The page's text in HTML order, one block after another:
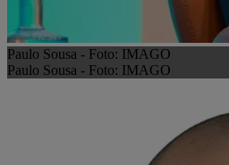
Paulo Sousa - Foto: IMAGO
Paulo Sousa - Foto: IMAGO